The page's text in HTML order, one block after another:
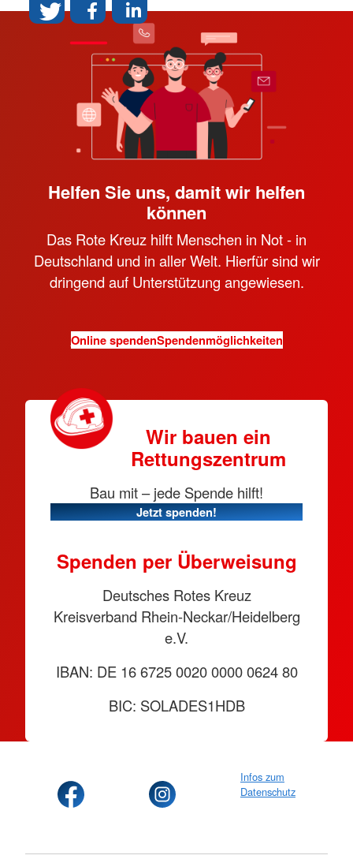
Helfen Sie uns, damit wir helfen
können
Das Rote Kreuz hilft Menschen in Not - in
Deutschland und in aller Welt. Hierfür sind wir
dringend auf Unterstützung angewiesen.
Online spendenSpendenmöglichkeiten
Wir bauen ein
Rettungszentrum
Bau mit – jede Spende hilft!
Jetzt spenden!
Spenden per Überweisung
Deutsches Rotes Kreuz
Kreisverband Rhein-Neckar/Heidelberg
e.V.
IBAN: DE 16 6725 0020 0000 0624 80
BIC: SOLADES1HDB
Infos zum
Datenschutz